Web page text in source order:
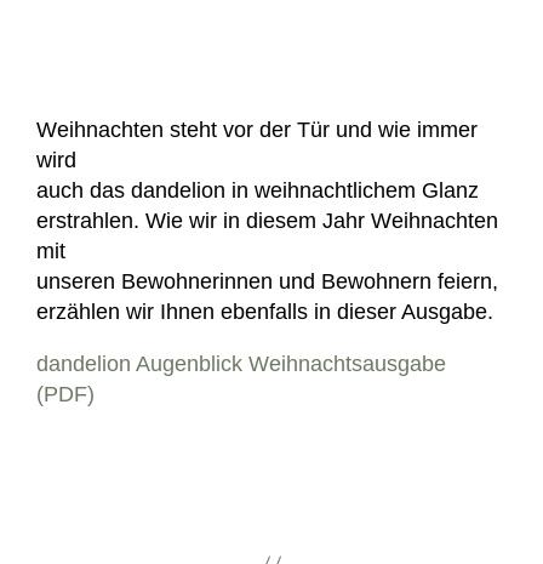
Weihnachten steht vor der Tür und wie immer
wird
auch das dandelion in weihnachtlichem Glanz
erstrahlen. Wie wir in diesem Jahr Weihnachten
mit
unseren Bewohnerinnen und Bewohnern feiern,
erzählen wir Ihnen ebenfalls in dieser Ausgabe.
dandelion Augenblick Weihnachtsausgabe
(PDF)